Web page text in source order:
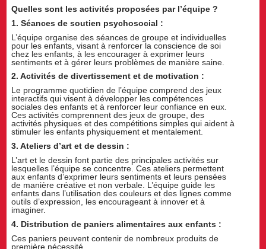
Quelles sont les activités proposées par l’équipe ?
1. Séances de soutien psychosocial :
L’équipe organise des séances de groupe et individuelles
pour les enfants, visant à renforcer la conscience de soi
chez les enfants, à les encourager à exprimer leurs
sentiments et à gérer leurs problèmes de manière saine.
2. Activités de divertissement et de motivation :
Le programme quotidien de l’équipe comprend des jeux
interactifs qui visent à développer les compétences
sociales des enfants et à renforcer leur confiance en eux.
Ces activités comprennent des jeux de groupe, des
activités physiques et des compétitions simples qui aident à
stimuler les enfants physiquement et mentalement.
3. Ateliers d’art et de dessin :
L’art et le dessin font partie des principales activités sur
lesquelles l’équipe se concentre. Ces ateliers permettent
aux enfants d’exprimer leurs sentiments et leurs pensées
de manière créative et non verbale. L’équipe guide les
enfants dans l’utilisation des couleurs et des lignes comme
outils d’expression, les encourageant à innover et à
imaginer.
4. Distribution de paniers alimentaires aux enfants :
Ces paniers peuvent contenir de nombreux produits de
première nécessité.